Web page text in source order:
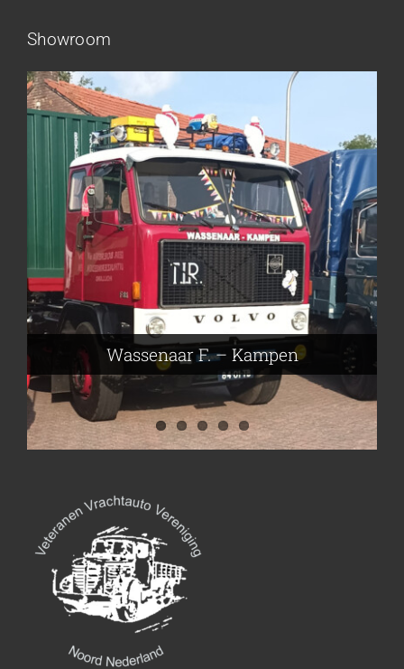
Showroom
Wassenaar F. – Kampen
Nijmeier Erwin – Smilde
Frieling Koos – Klazienaveen
Hartog den Richard – Borculo
Leeuwen van Joop – Leek